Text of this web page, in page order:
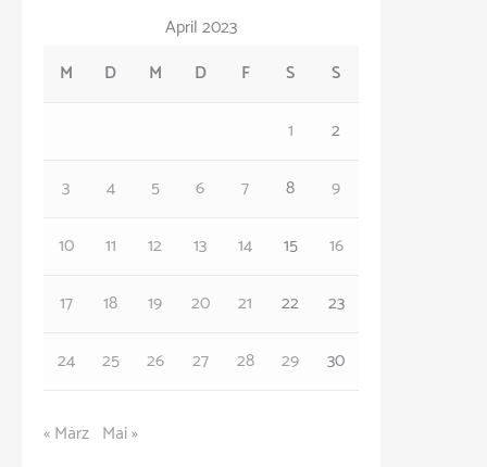
April 2023
M
D M D F S
S
1
2
3
4 5 6 7 8
9
10
11 12 13 14 15
16
17
18 19 20 21 22
23
24
25 26 27 28 29 30
« März Mai »